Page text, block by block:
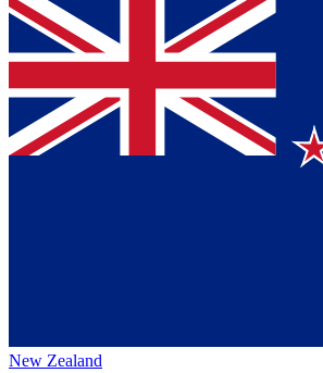
New Zealand